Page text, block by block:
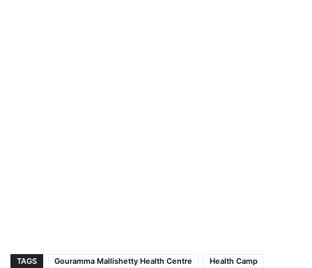
TAGS Gouramma Mallishetty Health Centre
Health Camp